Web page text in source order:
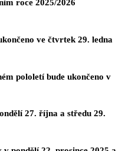
roce 2025/2026
ve čtvrtek 29. ledna
pololetí bude ukončeno v
27. října a středu 29.